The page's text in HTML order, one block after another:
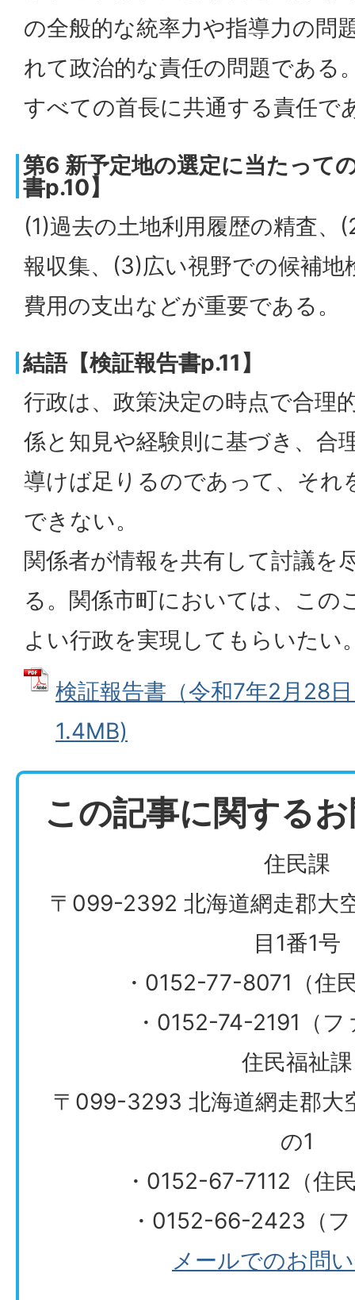
の全般的な統率力や指導力の問
れて政治的な責任の問題である
すべての首長に共通する責任で
第6 新予定地の選定に当たって
書p.10】
(1)過去の土地利用履歴の精査、
報収集、(3)広い視野での候補地
費用の支出などが重要である。
結語【検証報告書p.11】
行政は、政策決定の時点で合理
係と知見や経験則に基づき、合
導けば足りるのであって、それ
できない。
関係者が情報を共有して討議を
る。関係市町においては、この
よい行政を実現してもらいたい
検証報告書（令和7年2月28
1.4MB)
この記事に関する
住民課
〒099-2392 北海道網走郡大
目1番1号
・0152-77-8071（住
・0152-74-2191（
住民福祉課
〒099-3293 北海道網走郡大
の1
・0152-67-7112（住
・0152-66-2423（
メールでのお問